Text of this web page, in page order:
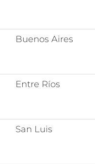
Buenos Aires
Entre Ríos
San Luis